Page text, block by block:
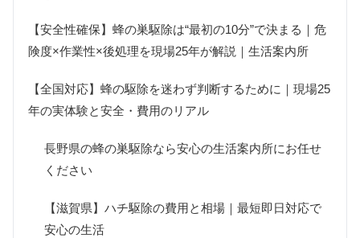
【安全性確保】蜂の巣駆除は“最初の10分”で決まる｜危
険度×作業性×後処理を現場25年が解説｜生活案内所
【全国対応】蜂の駆除を迷わず判断するために｜現場25
年の実体験と安全・費用のリアル
長野県の蜂の巣駆除なら安心の生活案内所にお任せ
ください
【滋賀県】ハチ駆除の費用と相場｜最短即日対応で
安心の生活